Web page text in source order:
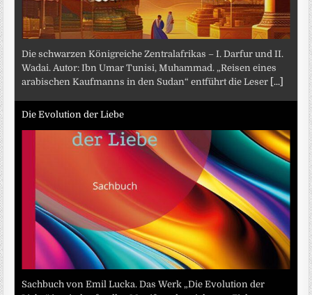
Die schwarzen Königreiche Zentralafrikas – I. Darfur und II.
Wadai. Autor: Ibn Umar Tunisi, Muhammad. „Reisen eines
arabischen Kaufmanns in den Sudan“ entführt die Leser [...]
Die Evolution der Liebe
Sachbuch von Emil Lucka. Das Werk „Die Evolution der